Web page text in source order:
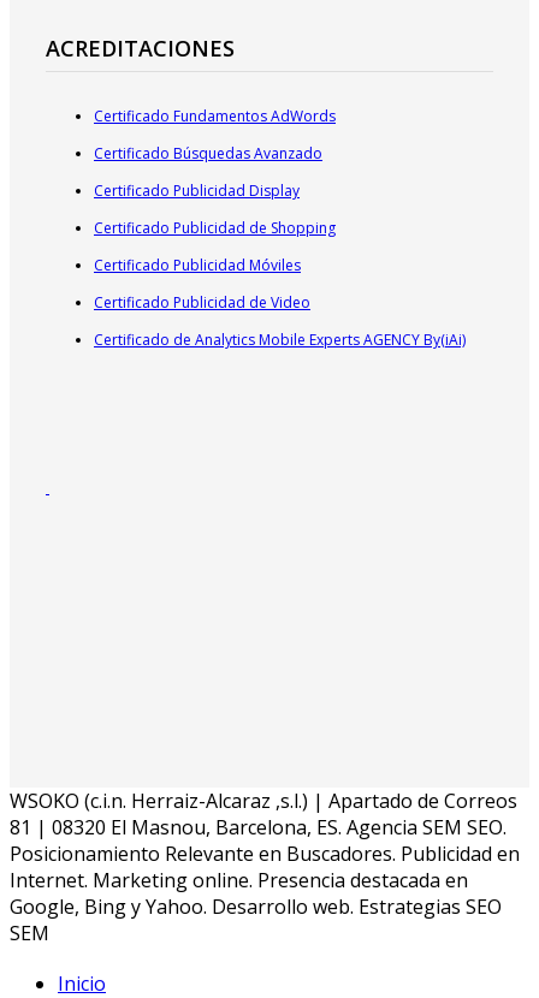
ACREDITACIONES
Certificado Fundamentos AdWords
Certificado Búsquedas Avanzado
Certificado Publicidad Display
Certificado Publicidad de Shopping
Certificado Publicidad Móviles
Certificado Publicidad de Video
Certificado de Analytics Mobile Experts AGENCY By(iAi)
WSOKO (c.i.n. Herraiz-Alcaraz ,s.l.) | Apartado de Correos
81 | 08320 El Masnou, Barcelona, ES. Agencia SEM SEO.
Posicionamiento Relevante en Buscadores. Publicidad en
Internet. Marketing online. Presencia destacada en
Google, Bing y Yahoo. Desarrollo web. Estrategias SEO
SEM
Inicio